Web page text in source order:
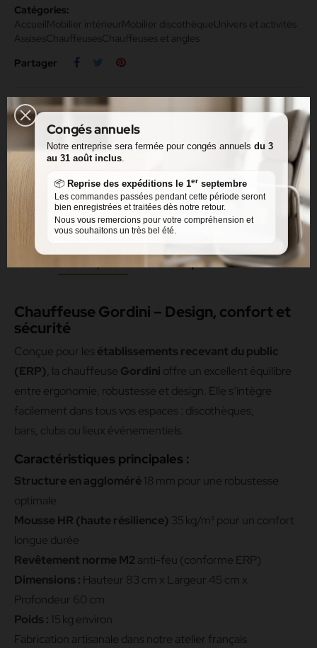
Catégories:
AccueilMobilier intérieur Mobilier discothèqueUnivers et activités
AssisesChauffeusesChauffeuses et angles
Partager
Facebook Messenger
Message via le formulaire de contact
Détails du produitAvis
Chauffeuse Gordini – Design, confort et
sécurité
Conçue pour les établissements recevant du public
(ERP) , la chauffeuse Gordini offre un excellent équilibre
entre ergonomie, robustesse et design. Elle s’intègre
facilement dans tous vos espaces : discothèques,
bars, clubs ou lieux événementiels.
Caractéristiques principales :
Structure en aggloméré 18 mm pour une robustesse
optimale
Mousse HR (haute résilience) 35 kg/m³ pour un confort
longue durée
Revêtement norme M2 anti-feu (conforme ERP)
Dimensions : Hauteur 83 cm x Largeur 45 cm x
Profondeur 60 cm
Poids : 15 kg environ
Fabrication artisanale dans notre atelier français
Congés annuels
Notre entreprise sera fermée pour congés annuels du 3
au 31 août inclus.
📦 Reprise des expéditions le 1erseptembre
Les commandes passées pendant cette période seront
bien enregistrées et traitées dès notre retour.
Nous vous remercions pour votre compréhension et
vous souhaitons un très bel été.